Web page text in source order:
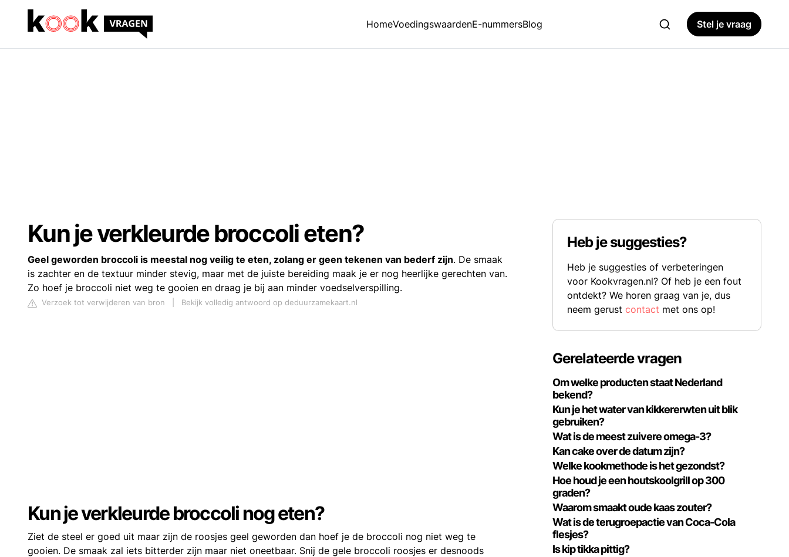
HomeVoedingswaardenE-nummersBlog Stel je vraag
Kun je verkleurde broccoli eten?
Geel geworden broccoli is meestal nog veilig te eten, zolang er geen tekenen van bederf zijn. De smaak
is zachter en de textuur minder stevig, maar met de juiste bereiding maak je er nog heerlijke gerechten van.
Zo hoef je broccoli niet weg te gooien en draag je bij aan minder voedselverspilling.
Verzoek tot verwijderen van bron Bekijk volledig antwoord op deduurzamekaart.nl
Kun je verkleurde broccoli nog eten?
Ziet de steel er goed uit maar zijn de roosjes geel geworden dan hoef je de broccoli nog niet weg te
gooien. De smaak zal iets bitterder zijn maar niet oneetbaar. Snij de gele broccoli roosjes er desnoods
Heb je suggesties?
Heb je suggesties of verbeteringen
voor Kookvragen.nl? Of heb je een fout
ontdekt? We horen graag van je, dus
neem gerustcontact met ons op!
Gerelateerde vragen
Om welke producten staat Nederland
bekend?
Kun je het water van kikkererwten uit blik
gebruiken?
Wat is de meest zuivere omega-3?
Kan cake over de datum zijn?
Welke kookmethode is het gezondst?
Hoe houd je een houtskoolgrill op 300
graden?
Waarom smaakt oude kaas zouter?
Wat is de terugroepactie van Coca-Cola
flesjes?
Is kip tikka pittig?